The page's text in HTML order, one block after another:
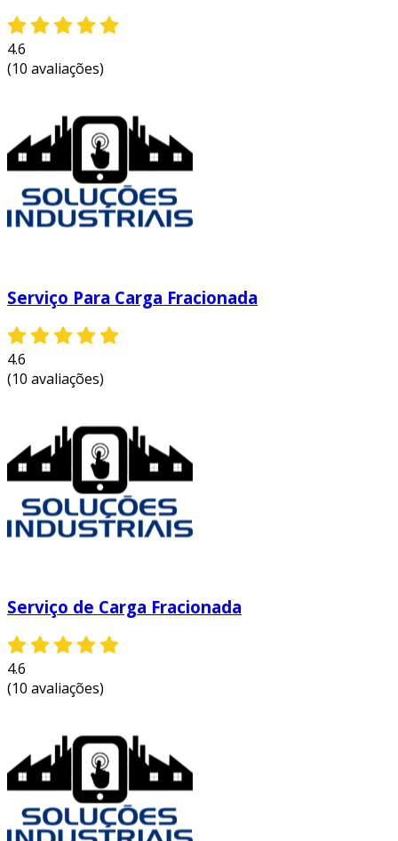
4.6
(10 avaliações)
Serviço Para Carga Fracionada
4.6
(10 avaliações)
Serviço de Carga Fracionada
4.6
(10 avaliações)